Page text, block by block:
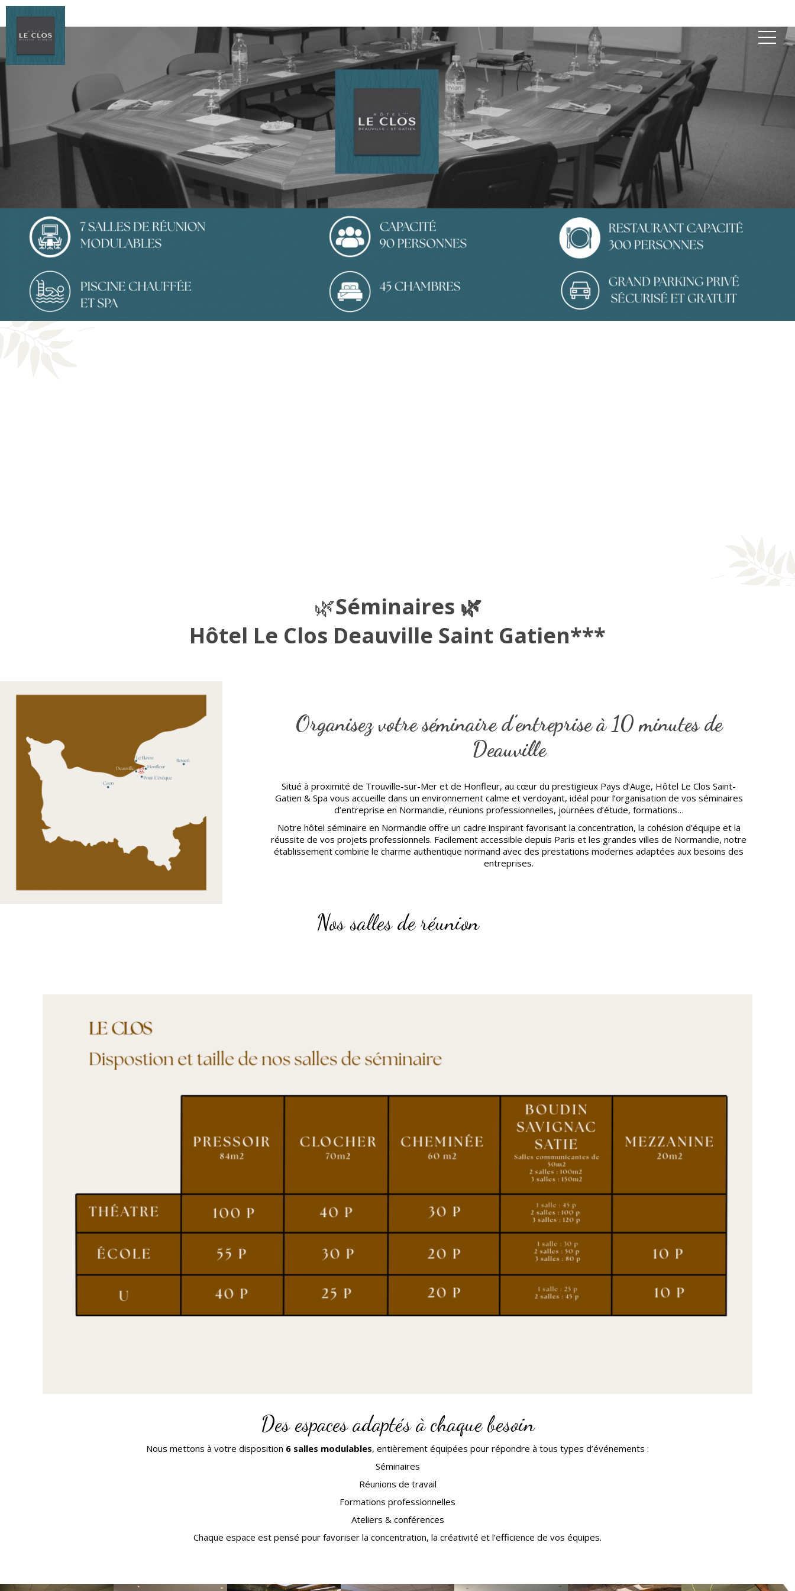
🌿Séminaires 🌿
Hôtel Le Clos Deauville Saint Gatien***
Organisez votre séminaire d’entreprise à 10 minutes de
Deauville
Situé à proximité de Trouville-sur-Mer et de Honfleur, au cœur du prestigieux Pays d’Auge, Hôtel Le Clos Saint-
Gatien & Spa vous accueille dans un environnement calme et verdoyant, idéal pour l’organisation de vos séminaires
d’entreprise en Normandie, réunions professionnelles, journées d’étude, formations…
Notre hôtel séminaire en Normandie offre un cadre inspirant favorisant la concentration, la cohésion d’équipe et la
réussite de vos projets professionnels. Facilement accessible depuis Paris et les grandes villes de Normandie, notre
établissement combine le charme authentique normand avec des prestations modernes adaptées aux besoins des
entreprises.
Nos salles de réunion
Des espaces adaptés à chaque besoin
Nous mettons à votre disposition 6 salles modulables, entièrement équipées pour répondre à tous types d’événements :
Séminaires
Réunions de travail
Formations professionnelles
Ateliers & conférences
Chaque espace est pensé pour favoriser la concentration, la créativité et l’efficience de vos équipes.